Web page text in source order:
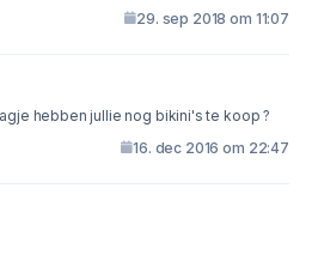
29. sep 2018 om 11:07
hebben jullie nog bikini's te koop ?
16. dec 2016 om 22:47